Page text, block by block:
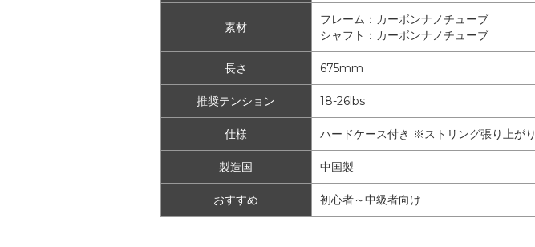
素材
フレーム：カーボンナノチューブ
シャフト：カーボンナノチューブ
長さ 675mm
推奨テンション 18-26lbs
仕様 ハードケース付き ※ストリング張り上がり
製造国 中国製
おすすめ 初心者～中級者向け